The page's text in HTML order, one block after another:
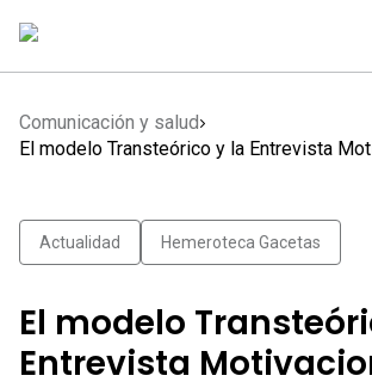
Comunicación y salud
El modelo Transteórico y la Entrevista
Actualidad Hemeroteca Gacetas
El modelo
Entrevista